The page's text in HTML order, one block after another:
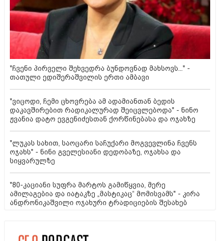
"ჩვენი პირველი შეხვედრა ბუნდოვნად მახსოვს..." -
თათული ედიშერაშვილის ერთი ამბავი
"ვიცოდი, ჩემი ცხოვრება ამ ადამიანთან ბედის
დაკავშირებით რადიკალურად შეიცვლებოდა" - ნინო
ჟვანია დატო ევგენიძესთან ქორწინებასა და ოჯახზე
"ლუკას სახით, საოცარი საჩუქარი მოგვევლინა ჩვენს
ოჯახს" - ნინი გველესიანი დედობაზე, ოჯახსა და
სიყვარულზე
"80-კაციანი სუფრა მარტოს გამიწყვია, მერე
ამილაგებია და იატაკზე „მასტიკაც“ მომისვამს" - კირა
ანდრონიკაშვილი ოჯახური ტრადიციების შესახებ